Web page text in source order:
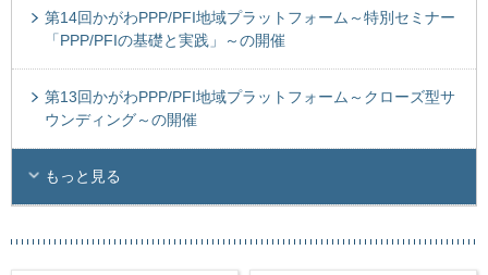
第14回かがわPPP/PFI地域プラットフォーム～特別セミナー
「PPP/PFIの基礎と実践」～の開催
第13回かがわPPP/PFI地域プラットフォーム～クローズ型サ
ウンディング～の開催
もっと見る